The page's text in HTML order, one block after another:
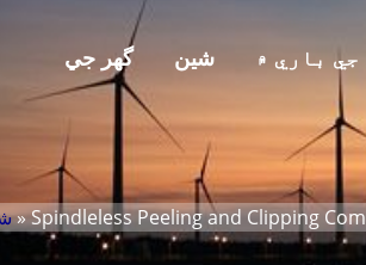
گھر جي شين جي باري ۾
» Spindleless Peeling and Clipping